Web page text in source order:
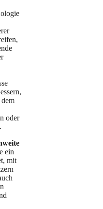
oder
ein
mit